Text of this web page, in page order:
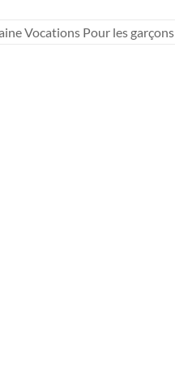
Vocations Pour les garçons